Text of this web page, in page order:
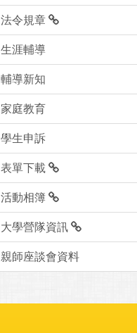
法令規章
生涯輔導
輔導新知
家庭教育
學生申訴
表單下載
活動相簿
大學營隊資訊
親師座談會資料